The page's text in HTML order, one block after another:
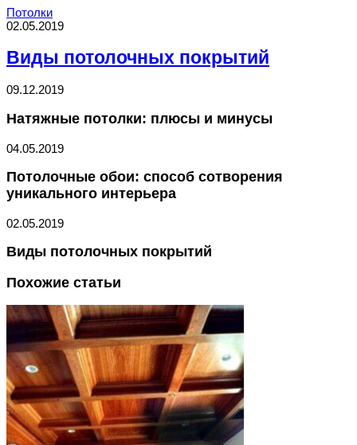
Потолки
02.05.2019
Виды потолочных покрытий
09.12.2019
Натяжные потолки: плюсы и минусы
04.05.2019
Потолочные обои: способ сотворения
уникального интерьера
02.05.2019
Виды потолочных покрытий
Похожие статьи